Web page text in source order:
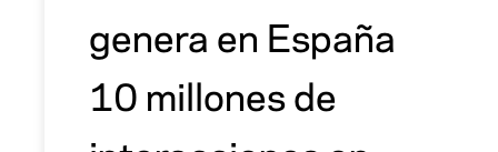
genera en España
10 millones de